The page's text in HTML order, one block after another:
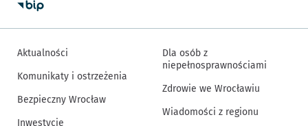
Aktualności
Komunikaty i ostrzeżenia
Bezpieczny Wrocław
Inwestycje
Dla osób z
niepełnosprawnościami
Zdrowie we Wrocławiu
Wiadomości z regionu